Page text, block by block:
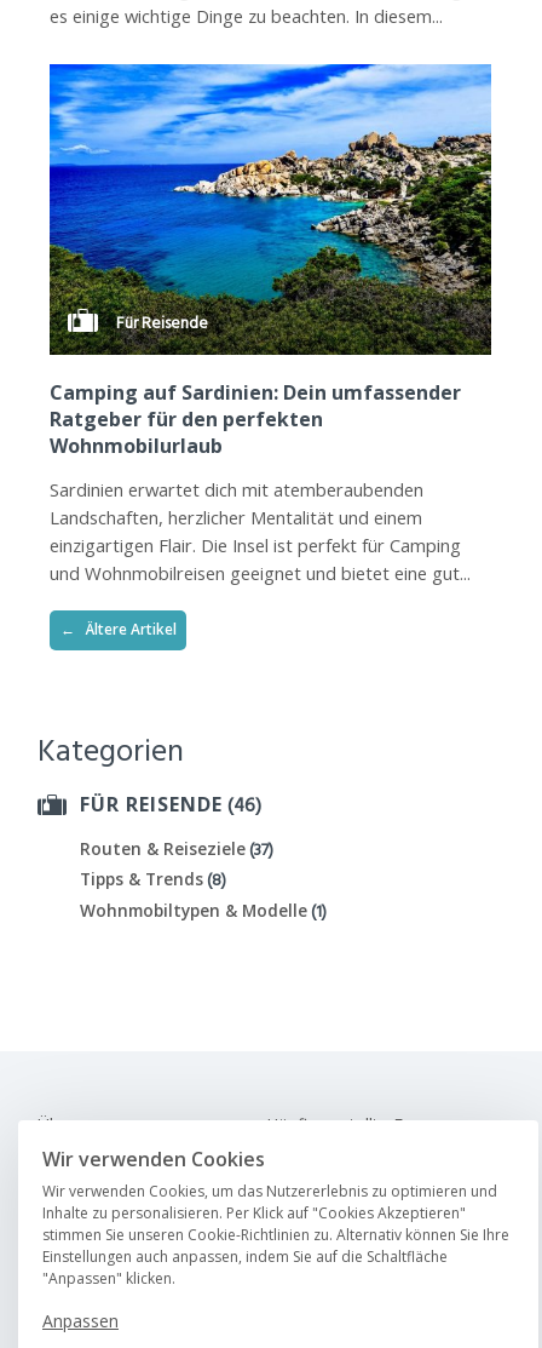
es einige wichtige Dinge zu beachten. In diesem...
Für Reisende
Camping auf Sardinien: Dein umfassender
Ratgeber für den perfekten
Wohnmobilurlaub
Sardinien erwartet dich mit atemberaubenden
Landschaften, herzlicher Mentalität und einem
einzigartigen Flair. Die Insel ist perfekt für Camping
und Wohnmobilreisen geeignet und bietet eine gut...
← Ältere Artikel
Kategorien
FÜR REISENDE (46)
Routen & Reiseziele(37)
Tipps & Trends(8)
Wohnmobiltypen & Modelle(1)
Über uns
Karriere
Magazin
Häufig gestellte Fragen
Datenschutz
Wir verwenden Cookies
Wir verwenden Cookies, um das Nutzererlebnis zu optimieren und
Inhalte zu personalisieren. Per Klick auf "Cookies Akzeptieren"
stimmen Sie unseren Cookie-Richtlinien zu. Alternativ können Sie Ihre
Einstellungen auch anpassen, indem Sie auf die Schaltfläche
"Anpassen" klicken.
Anpassen